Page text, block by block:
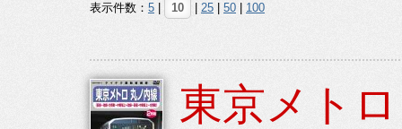
表示件数： 5 10 25 50 100
東京メト